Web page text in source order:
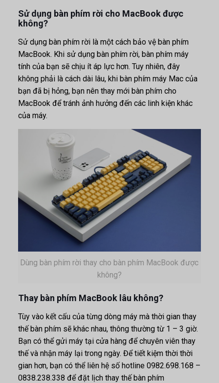
Sử dụng bàn phím rời cho MacBook được
không?
Sử dụng bàn phím rời là một cách bảo vệ bàn phím
MacBook. Khi sử dụng bàn phím rời, bàn phím máy
tính của bạn sẽ chịu ít áp lực hơn. Tuy nhiên, đây
không phải là cách dài lâu, khi bàn phím máy Mac của
bạn đã bị hỏng, bạn nên thay mới bàn phím cho
MacBook để tránh ảnh hưởng đến các linh kiện khác
của máy.
Dùng bàn phím rời thay cho bàn phím MacBook được
không?
Thay bàn phím MacBook lâu không?
Tùy vào kết cấu của từng dòng máy mà thời gian thay
thế bàn phím sẽ khác nhau, thông thường từ 1 – 3 giờ.
Bạn có thể gửi máy tại cửa hàng để chuyên viên thay
thế và nhận máy lại trong ngày. Để tiết kiệm thời thời
gian hơn, bạn có thể liên hệ số hotline 0982.698.168 –
0838.238.338 để đặt lịch thay thế bàn phím